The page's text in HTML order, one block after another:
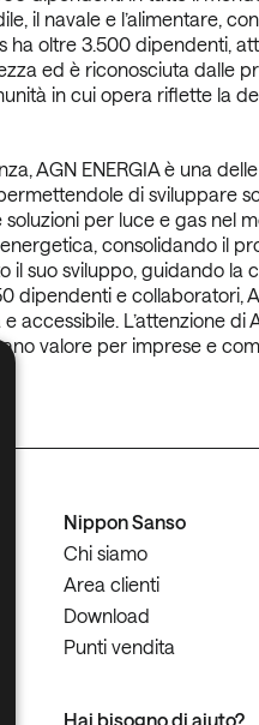
il navale e
ha oltre 3.500 dipendenti,
ed è riconosciuta dalle
in cui opera riflette la
AGN ENERGIA è una
di sviluppare
per luce e gas nel
consolidando il
il suo sviluppo, guidando
dipendenti e collaboratori,
accessibile. L’attenzione
valore per imprese e
Nippon Sanso
Chi siamo
Area clienti
Download
Punti vendita
Hai bisogno di aiuto?